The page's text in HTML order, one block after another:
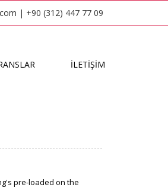
| +90 (312) 447 77 09
İLETİŞİM
pre-loaded on the